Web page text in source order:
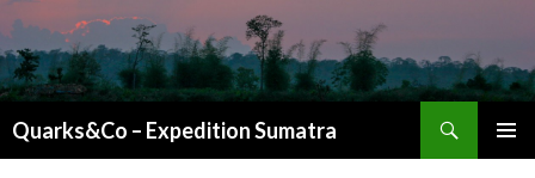
Quarks&Co – Expedition Sumatra